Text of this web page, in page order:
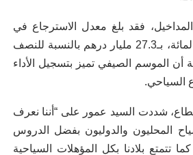
فقد بلغ معدل الاسترجاع في
القطاع حوالي 80 في المائة، بـ27.3 مليار درهم بالنسبة للنصف
أن الموسم الصيفي تميز بتسجيل الأداء
السياحي.
شددت السيد عمور على “أننا نعرف
المحليون والدوليون بفضل الدروس
تتمتع بلادنا بكل المؤهلات السياحية